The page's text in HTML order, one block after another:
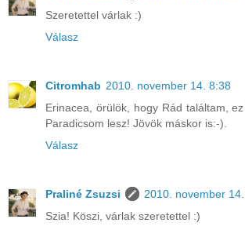
Szeretettel várlak :)
Válasz
Citromhab 2010. november 14. 8:38
Erinacea, örülök, hogy Rád találtam,
Paradicsom lesz! Jövök máskor is:-).
Válasz
Praliné Zsuzsi
2010. november
Szia! Köszi, várlak szeretettel :)